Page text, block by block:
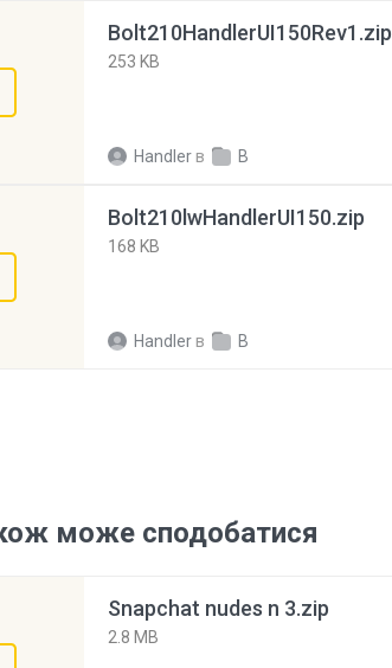
Bolt210HandlerUI150Rev1.zip
253 KB
Handler в B
Bolt210lwHandlerUI150.zip
168 KB
Handler в B
може сподобатися
Snapchat nudes n 3.zip
2.8 MB